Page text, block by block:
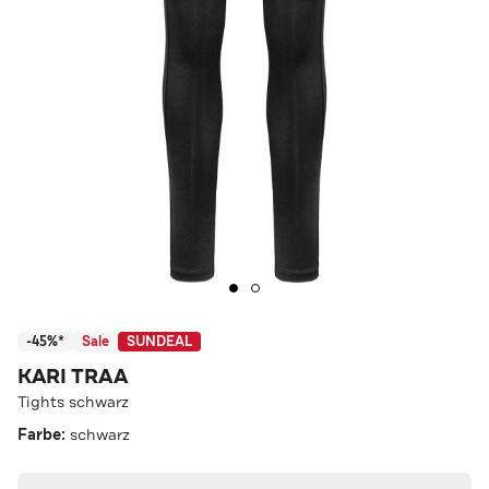
-45%* Sale SUNDEAL
KARI TRAA
Tights schwarz
Farbe: schwarz